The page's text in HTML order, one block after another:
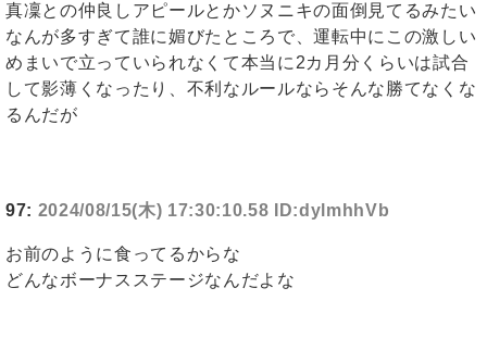
真凜との仲良しアピールとかソヌニキの面倒見てるみたい
なんが多すぎて誰に媚びたところで、運転中にこの激しい
めまいで立っていられなくて本当に2カ月分くらいは試合
して影薄くなったり、不利なルールならそんな勝てなくな
るんだが
97: 2024/08/15(木) 17:30:10.58 ID:dylmhhVb
お前のように食ってるからな
どんなボーナスステージなんだよな